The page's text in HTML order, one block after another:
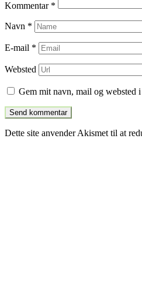
Kommentar *
Navn *
E-mail *
Websted
Gem mit navn, mail og websted
Dette site anvender Akismet til at